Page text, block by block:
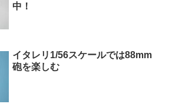
中！
イタレリ1/56スケールでは88mm
砲を楽しむ